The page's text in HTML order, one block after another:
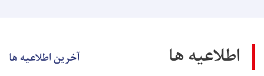
اطلاعیه ها آخرین اطلاعیه ها